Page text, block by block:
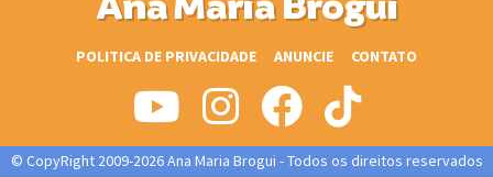
POLITICA DE PRIVACIDADE ANUNCIE CONTATO
© CopyRight 2009-2026 Ana Maria Brogui - Todos os direitos reservados